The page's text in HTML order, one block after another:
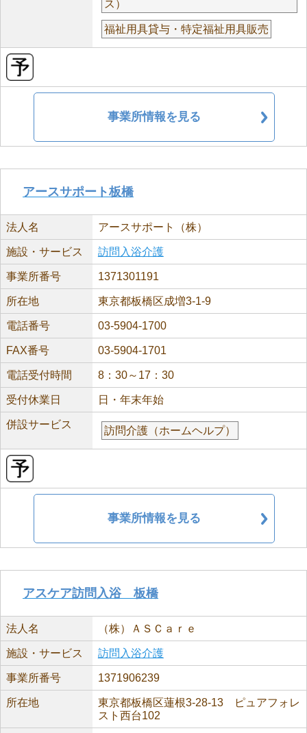
ス）
福祉用具貸与・特定福祉用具販売
事業所情報を見る
アースサポート板橋
法人名 アースサポート（株）
施設・サービス 訪問入浴介護
事業所番号 1371301191
所在地 東京都板橋区成増3-1-9
電話番号 03-5904-1700
FAX番号 03-5904-1701
電話受付時間 8：30～17：30
受付休業日 日・年末年始
併設サービス
訪問介護（ホームヘルプ）
事業所情報を見る
アスケア訪問入浴 板橋
法人名 （株）ＡＳＣａｒｅ
施設・サービス 訪問入浴介護
事業所番号 1371906239
所在地
東京都板橋区蓮根3-28-13 ピュアフォレ
スト西台102